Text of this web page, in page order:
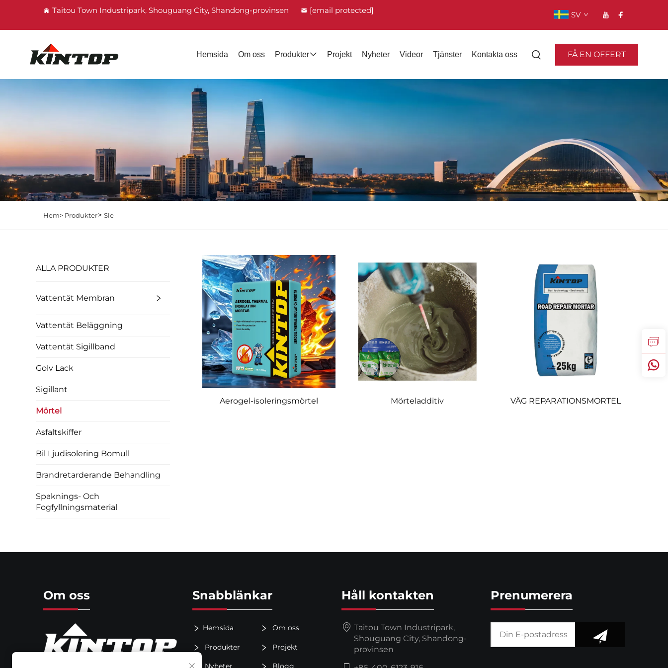
Taitou Town Industripark, Shouguang City, Shandong-provinsen [email protected] SV
Hemsida Om oss Produkter Projekt Nyheter Videor Tjänster Kontakta oss FÅ EN OFFERT
Hem> Produkter> Sle
ALLA PRODUKTER
Vattentät Membran
Vattentät Beläggning
Vattentät Sigillband
Golv Lack
Sigillant
Mörtel
Asfaltskiffer
Bil Ljudisolering Bomull
Brandretarderande Behandling
Spaknings- Och
Fogfyllningsmaterial
Aerogel-isoleringsmörtel Mörteladditiv VÄG REPARATIONSMORTEL
Om oss Snabblänkar
Hemsida Om oss
Produkter Projekt
Nyheter Blogg
Håll kontakten
Taitou Town Industripark,
Shouguang City, Shandong-
provinsen
Prenumerera